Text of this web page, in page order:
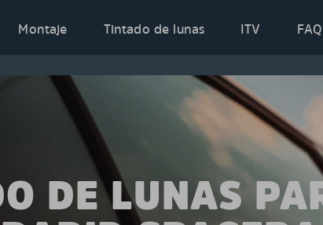
Montaje Tintado de lunas ITV FAQ
DE LUNAS